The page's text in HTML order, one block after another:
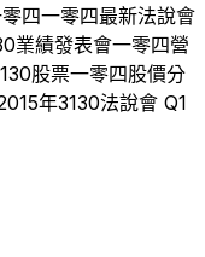
四一零四最新法說會
業績發表會一零四營
股票一零四股價分
年3130法說會 Q1